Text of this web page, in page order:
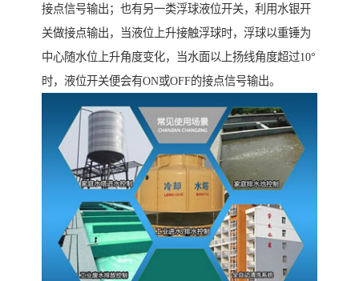
接点信号输出；也有另一类浮球液位开关，利用水银开
关做接点输出，当液位上升接触浮球时，浮球以重锤为
中心随水位上升角度变化，当水面以上扬线角度超过10°
时，液位开关便会有ON或OFF的接点信号输出。